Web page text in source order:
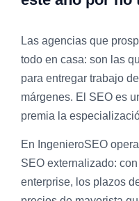
Las agencias que
todo en casa: son las
para entregar trabajo
márgenes. El SEO es
premia la
En IngenieroSEO
SEO externalizado:
enterprise, los plazos